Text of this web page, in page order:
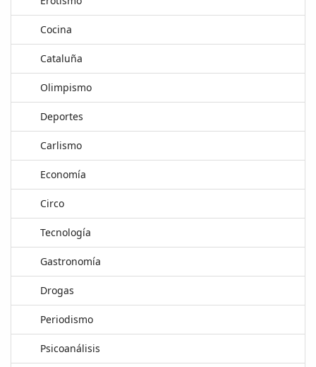
Cocina
Cataluña
Olimpismo
Deportes
Carlismo
Economía
Circo
Tecnología
Gastronomía
Drogas
Periodismo
Psicoanálisis